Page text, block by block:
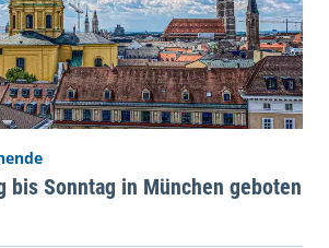
bis Sonntag in München geboten